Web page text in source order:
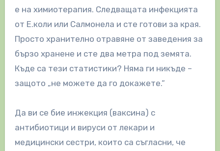
е на химиотерапия. Следващата инфекцията
от Е.коли или Салмонела и сте готови за края.
Просто хранително отравяне от заведения за
бързо хранене и сте два метра под земята.
Къде са тези статистики? Няма ги никъде –
защото „не можете да го докажете.“
Да ви се бие инжекция (ваксина) с
антибиотици и вируси от лекари и
медицински сестри, които са съгласни, че